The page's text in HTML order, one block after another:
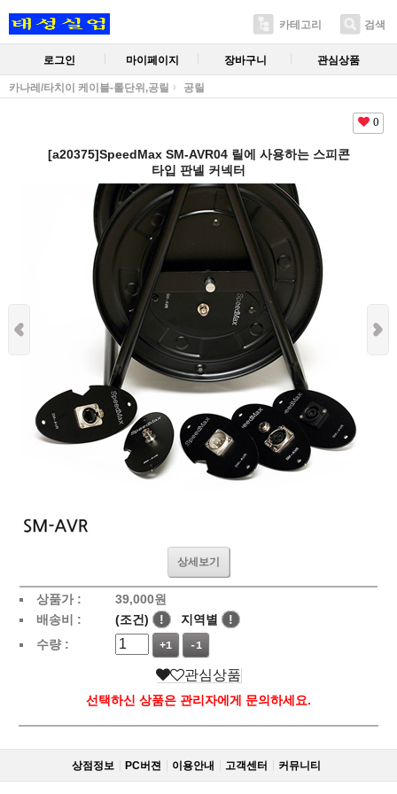
카테고리 검색
로그인 마이페이지 장바구니 관심상품
카나레/타치이 케이블-롤단위,공릴 공릴
0
[a20375]SpeedMax SM-AVR04 릴에 사용하는 스피콘
타입 판넬 커넥터
상세보기
상품가 : 39,000원
배송비 :
(조건) ! 지역별
!
수량 :
+1 -1
관심상품
선택하신 상품은 관리자에게 문의하세요.
상점정보 PC버젼 이용안내 고객센터 커뮤니티